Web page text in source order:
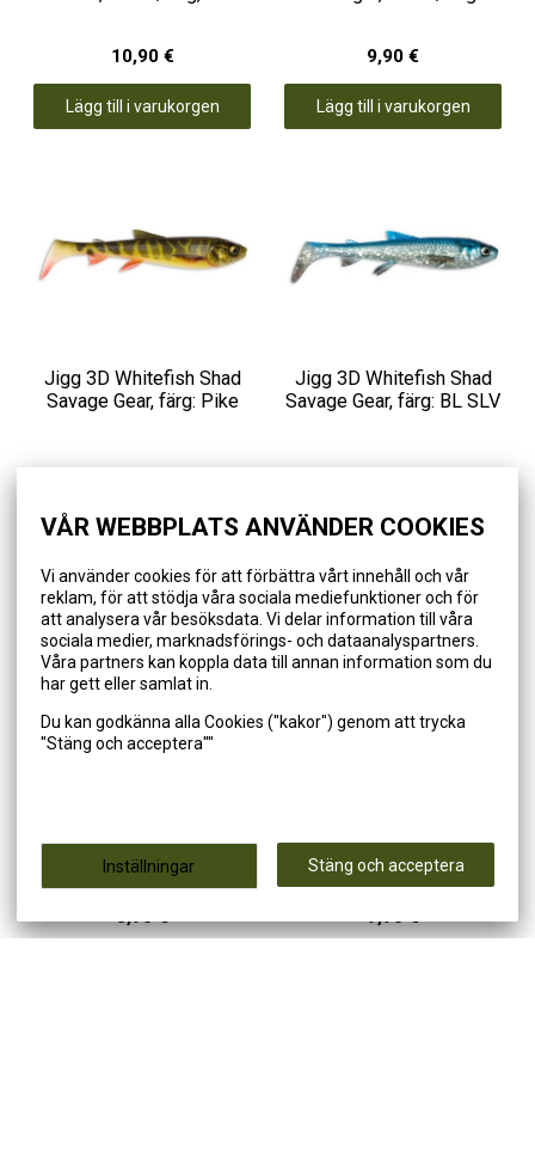
VÅR WEBBPLATS ANVÄNDER COOKIES
Vi använder cookies för att förbättra vårt innehåll och vår
reklam, för att stödja våra sociala mediefunktioner och för
att analysera vår besöksdata. Vi delar information till våra
sociala medier, marknadsförings- och dataanalyspartners.
Våra partners kan koppla data till annan information som du
har gett eller samlat in.
Du kan godkänna alla Cookies ("kakor") genom att trycka
"Stäng och acceptera""
Inställningar Stäng och acceptera
10,90 €
Lägg till i varukorgen
9,90 €
Lägg till i varukorgen
Jigg 3D Whitefish Shad
Savage Gear, färg: Pike
Lägg till i varukorgen
Jigg 3D Whitefish Shad
Savage Gear, färg: BL SLV
Lägg till i varukorgen
23cm/94g